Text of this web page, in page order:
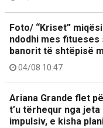
Foto/ “Kriset”
ndodhi mes fitueses
banorit të shtëpisë
04/08 10:47
Ariana Grande flet
t’u tërhequr nga
impulsiv, e kisha